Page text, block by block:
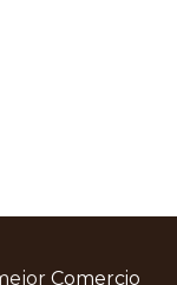
Comercio